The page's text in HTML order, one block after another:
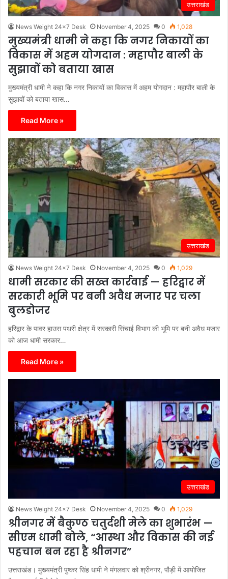
उत्तराखंड
News Weight 24x7 Desk November 4, 2025 0 1,028
मुख्यमंत्री धामी ने कहा कि नगर निकायों का
विकास में अहम योगदान : महापौर बाली के
सुझावों को बताया खास
मुख्यमंत्री धामी ने कहा कि नगर निकायों का विकास में अहम योगदान : महापौर बाली के
सुझावों को बताया खास…
Read More »
उत्तराखंड
News Weight 24x7 Desk November 4, 2025 0 1,029
धामी सरकार की सख्त कार्रवाई — हरिद्वार में
सरकारी भूमि पर बनी अवैध मजार पर चला
बुलडोजर
हरिद्वार के पावर हाउस पथरी क्षेत्र में सरकारी सिंचाई विभाग की भूमि पर बनी अवैध मजार
को आज धामी सरकार…
Read More »
उत्तराखंड
News Weight 24x7 Desk November 4, 2025 0 1,029
श्रीनगर में बैकुण्ठ चतुर्दशी मेले का शुभारंभ —
सीएम धामी बोले, “आस्था और विकास की नई
पहचान बन रहा है श्रीनगर”
उत्तराखंड। मुख्यमंत्री पुष्कर सिंह धामी ने मंगलवार को श्रीनगर, पौड़ी में आयोजित